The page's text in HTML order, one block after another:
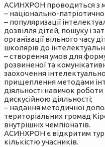
АСИНХРОН проводиться з
– національно-
– популяризації
дозвілля дітей, пошуку і
організації вільного часу
школярів до
– створення умов для
розвиненої та
заохочення
прищеплення методами
діяльності навичок
дискусійною діяльності;
– надання методичної
територіальних громад
внутрішніх чемпіонатів.
АСИНХРОН є відкритим
кількістю учасників.